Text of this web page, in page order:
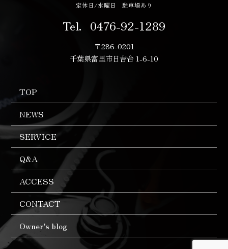
定休日/水曜日 駐車場あり
Tel． 0476-92-1289
〒286-0201
千葉県富里市日吉台 1-6-10
TOP
NEWS
SERVICE
Q&A
ACCESS
CONTACT
Owner's blog